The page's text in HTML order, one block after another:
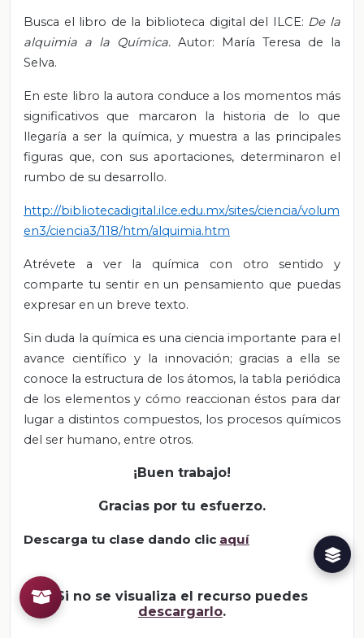
Busca el libro de la biblioteca digital del ILCE: De la
alquimia a la Química. Autor: María Teresa de la
Selva.
En este libro la autora conduce a los momentos más
significativos que marcaron la historia de lo que
llegaría a ser la química, y muestra a las principales
figuras que, con sus aportaciones, determinaron el
rumbo de su desarrollo.
http://bibliotecadigital.ilce.edu.mx/sites/ciencia/volum
en3/ciencia3/118/htm/alquimia.htm
Atrévete a ver la química con otro sentido y
comparte tu sentir en un pensamiento que puedas
expresar en un breve texto.
Sin duda la química es una ciencia importante para el
avance científico y la innovación; gracias a ella se
conoce la estructura de los átomos, la tabla periódica
de los elementos y cómo reaccionan éstos para dar
lugar a distintos compuestos, los procesos químicos
del ser humano, entre otros.
¡Buen trabajo!
Gracias por tu esfuerzo.
Descarga tu clase dando clic aquí
Si no se visualiza el recurso puedes
descargarlo.